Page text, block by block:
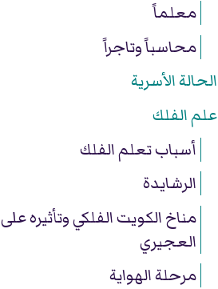
معلماً
محاسباً وتاجراً
الحالة الأسرية
علم الفلك
أسباب تعلم الفلك
الرشايدة
مناخ الكويت الفلكي وتأثيره على
العجيري
مرحلة الهواية